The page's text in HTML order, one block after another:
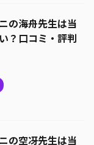
の海舟先生は当
？口コミ・評判
の空冴先生は当